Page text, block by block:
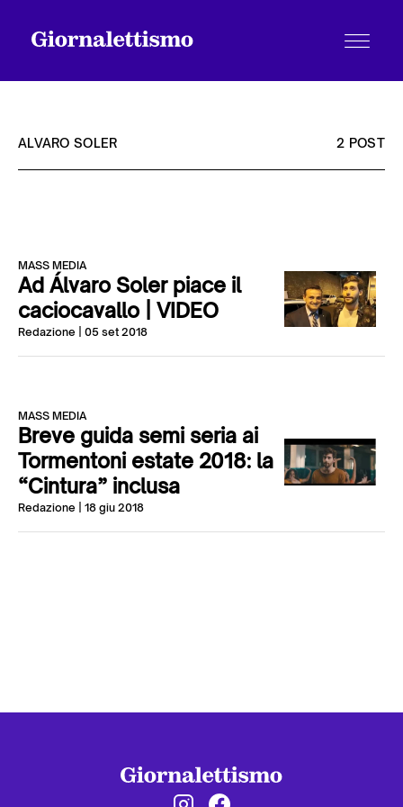
Chi siamo
Contatti
ALVARO SOLER 2 POST
MASS MEDIA
Ad Álvaro Soler piace il
caciocavallo | VIDEO
Redazione | 05 set 2018
MASS MEDIA
Breve guida semi seria ai
Tormentoni estate 2018: la
“Cintura” inclusa
Redazione | 18 giu 2018